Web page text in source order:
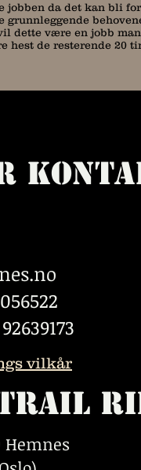
jobben da det kan bli
dette være en jobb
hest de resterende 20
vilkår
Hemnes